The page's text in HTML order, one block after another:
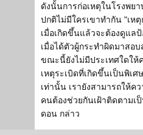
ดังนั้นการก่อเหตุในโรงพย
ปกติไม่มีใครเขาทำกัน "เห
เมื่อเกิดขึ้นแล้วจะต้องดูแล
เมื่อได้ตัวผู้กระทำผิดมาสอ
ขณะนี้ยังไม่มีประเทศใดให้
เหตุระเบิดที่เกิดขึ้นเป็นพิเศ
เท่านั้น เรายังสามารถให้ค
คนต้องช่วยกันเฝ้าติดตามเ
ดอน กล่าว